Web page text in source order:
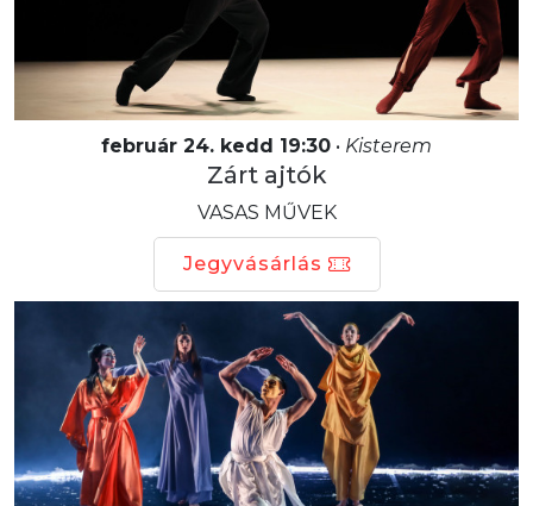
február 24. kedd 19:30 • Kisterem
Zárt ajtók
VASAS MŰVEK
Jegyvásárlás